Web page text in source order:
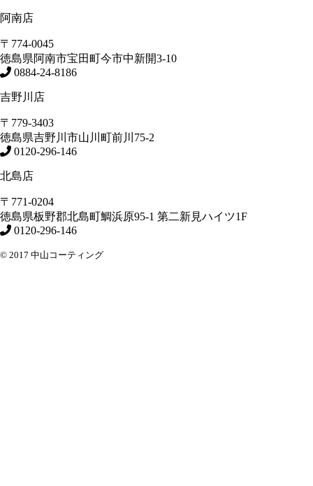
阿南店
〒774-0045
徳島県阿南市宝田町今市中新開3-10
0884-24-8186
吉野川店
〒779-3403
徳島県吉野川市山川町前川75-2
0120-296-146
北島店
〒771-0204
徳島県板野郡北島町鯛浜原95-1 第二新見ハイツ1F
0120-296-146
© 2017 中山コーティング